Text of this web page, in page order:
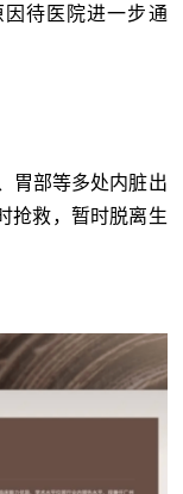
待医院进一步通
胃部等多处内脏出
抢救，暂时脱离生